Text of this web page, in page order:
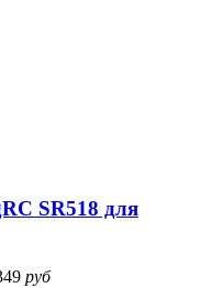
SR518 для
руб